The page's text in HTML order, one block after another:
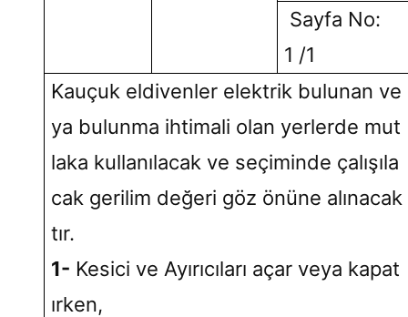
Sayfa No:
1 /1
Kauçuk eldivenler elektrik bulunan ve
ya bulunma ihtimali olan yerlerde mut
laka kullanılacak ve seçiminde çalışıla
cak gerilim değeri göz önüne alınacak
tır.
1- Kesici ve Ayırıcıları açar veya kapat
ırken,